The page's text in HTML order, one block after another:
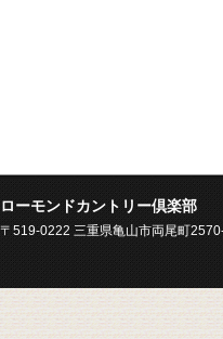
ローモンドカントリー倶楽部
〒519-0222 三重県亀山市両尾町